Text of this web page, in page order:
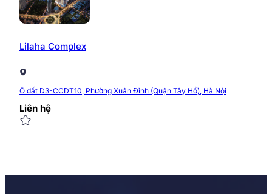
Lilaha Complex
Ô đất D3-CCDT10, Phường Xuân Đỉnh (Quận Tây Hồ), Hà Nội
Liên hệ